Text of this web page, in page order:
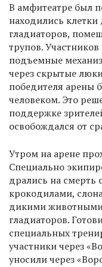
В амфитеатре был
находились
гладиаторов,
трупов.
подъемные
через скрытые
победителя арены
человеком. Это
поддержке
освобождался от
Утром на арене
Специально
дрались на смерть
крокодилами,
дикими
гладиаторов.
специальных
участники через
уносили через